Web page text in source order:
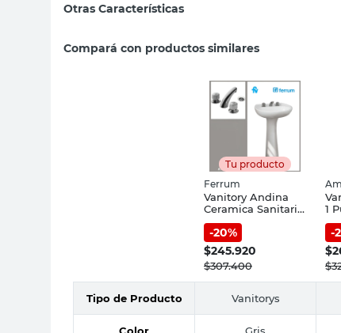
Otras Características
Compará con productos similares
Tu producto
Ferrum
Vanitory Andina
Ceramica Sanitaria
Blanco Ferrum
-20%
$245.920
$307.400
1
-
$
$
Tipo de Producto Vanitorys
Color Gris